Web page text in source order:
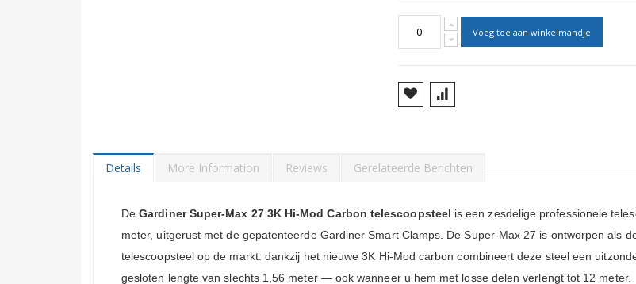
Voeg toe aan winkelmandje
Details
DeGardiner Super-Max 27 3K Hi-Mod Carbon telescoopsteel is een zesdelige professionele
meter, uitgerust met de gepatenteerde Gardiner Smart Clamps. De Super-Max 27 is ontworpen als
telescoopsteel op de markt: dankzij het nieuwe 3K Hi-Mod carbon combineert deze steel een
gesloten lengte van slechts 1,56 meter — ook wanneer u hem met losse delen verlengt tot 12 meter.
More Information Reviews Gerelateerde Berichten